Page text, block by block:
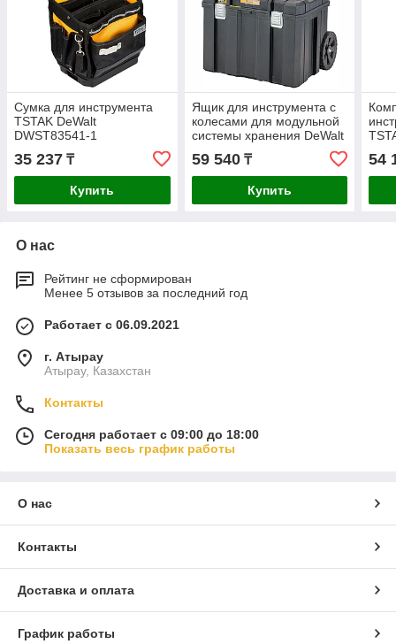
Сумка для инструмента
TSTAK DeWalt
DWST83541-1
35 237 ₸
Купить
Ящик для инструмента с
колесами для модульной
системы хранения DeWalt
TSTAK 2.0 DWST83347-1
59 540₸
Купить
54
О нас
Рейтинг не сформирован
Менее 5 отзывов за последний год
Работает с 06.09.2021
г. Атырау
Атырау, Казахстан
Контакты
Сегодня работает с 09:00 до 18:00
Показать весь график работы
О нас
Контакты
Доставка и оплата
График работы